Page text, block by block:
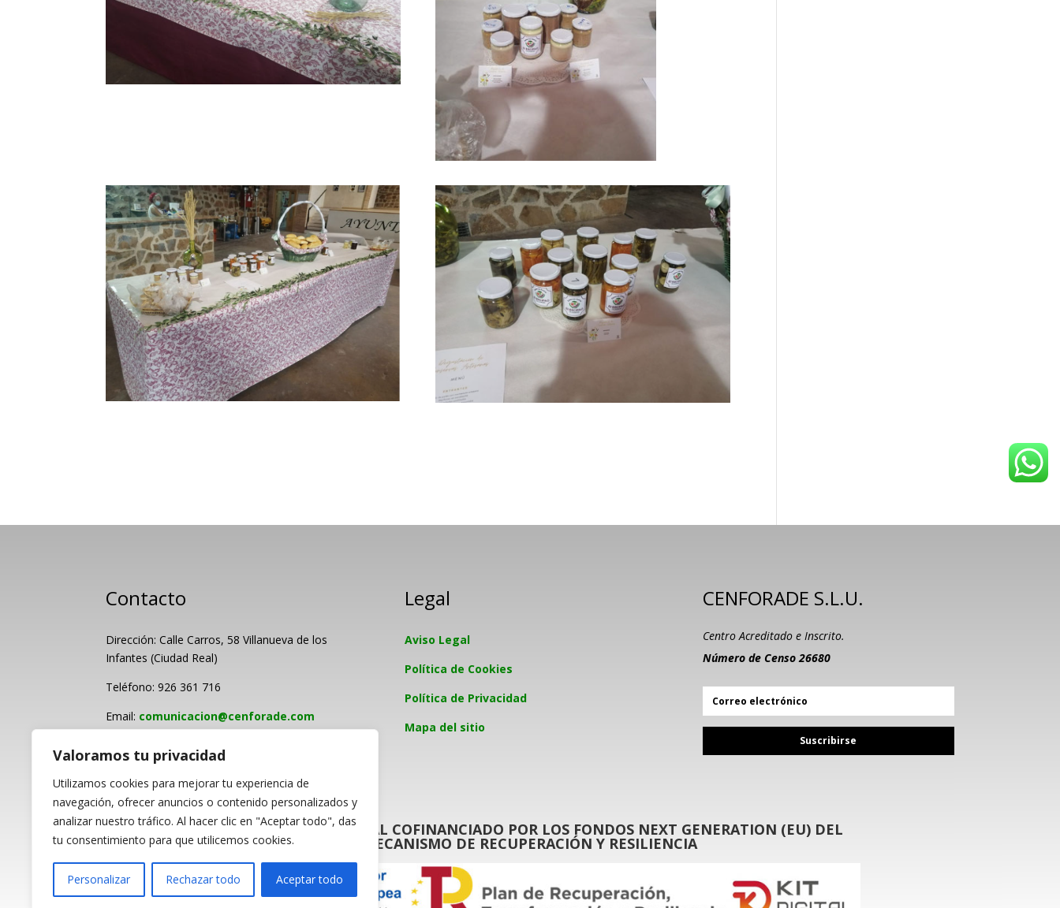
Valoramos tu privacidad
Utilizamos cookies para mejorar tu experiencia de
navegación, ofrecer anuncios o contenido personalizados y
analizar nuestro tráfico. Al hacer clic en "Aceptar todo", das
tu consentimiento para que utilicemos cookies.
Personalizar Rechazar todo Aceptar todo
Contacto
Dirección: Calle Carros, 58 Villanueva de los
Infantes (Ciudad Real)
Teléfono: 926 361 716
Email: comunicacion@cenforade.com
Legal
Aviso Legal
Política de Cookies
Política de Privacidad
Mapa del sitio
CENFORADE S.L.U.
Centro Acreditado e Inscrito.
Número de Censo 26680
Suscribirse
PROGRAMA KIT DIGITAL COFINANCIADO POR LOS FONDOS NEXT GENERATION (EU) DEL
MECANISMO DE RECUPERACIÓN Y RESILIENCIA